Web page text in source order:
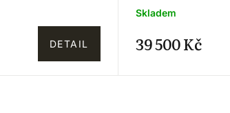
DETAIL
Skladem
39 500 Kč